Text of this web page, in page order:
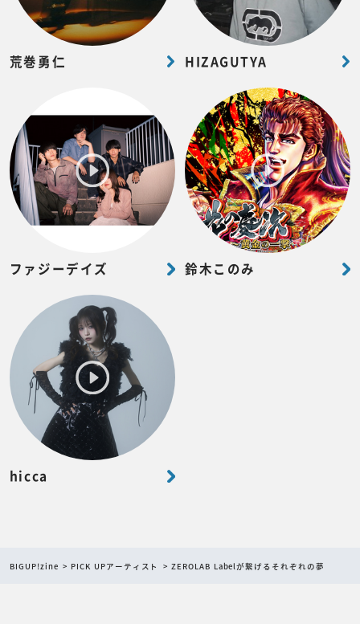
荒巻勇仁 HIZAGUTYA
ファジーデイズ 鈴木このみ
hicca
BIGUP!zine PICK UPアーティスト ZEROLAB Labelが繋げるそれぞれの夢